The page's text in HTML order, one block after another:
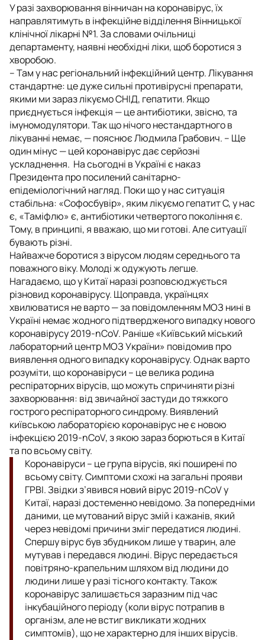
У разі захворювання вінничан на коронавірус, їх
направлятимуть в інфекційне відділення Вінницької
клінічної лікарні №1. За словами очільниці
департаменту, наявні необхідні ліки, щоб боротися з
хворобою.
– Там у нас регіональний інфекційний центр. Лікування
стандартне: це дуже сильні противірусні препарати,
якими ми зараз лікуємо СНІД, гепатити. Якщо
приєднується інфекція — це антибіотики, звісно, та
імуномодулятори. Так що нічого нестандартного в
лікуванні немає, — пояснює Людмила Грабович. – Ще
один мінус — цей коронавірус дає серйозні
ускладнення. На сьогодні в Україні є наказ
Президента про посилений санітарно-
епідеміологічний нагляд. Поки що у нас ситуація
стабільна: «Софосбувір», яким лікуємо гепатит С, у нас
є, «Таміфлю» є, антибіотики четвертого покоління є.
Тому, в принципі, я вважаю, що ми готові. Але ситуації
бувають різні.
Найважче боротися з вірусом людям середнього та
поважного віку. Молоді ж одужують легше.
Нагадаємо, що у Китаї наразі розповсюджується
різновид коронавірусу. Щоправда, українцях
хвилюватися не варто — за повідомленням МОЗ нині в
Україні немає жодного підтвердженого випадку нового
коронавірусу 2019-nCoV. Раніше «Київський міський
лабораторний центр МОЗ України» повідомив про
виявлення одного випадку коронавірусу. Однак варто
розуміти, що коронавіруси – це велика родина
респіраторних вірусів, що можуть спричиняти різні
захворювання: від звичайної застуди до тяжкого
гострого респіраторного синдрому. Виявлений
київською лабораторією коронавірус не є новою
інфекцією 2019-nCoV, з якою зараз борються в Китаї
та по всьому світу.
Коронавіруси – це група вірусів, які поширені по
всьому світу. Симптоми схожі на загальні прояви
ГРВІ. Звідки з’явився новий вірус2019-nCoV у
Китаї, наразі достеменно невідомо. За попередніми
даними, це мутований вірус змій і кажанів, який
через невідомі причини зміг передатися людині.
Спершу вірус був збудником лише у тварин, але
мутував і передався людині. Вірус передається
повітряно-крапельним шляхом від людини до
людини лише у разі тісного контакту. Також
коронавірус залишається заразним під час
інкубаційного періоду (коли вірус потрапив в
організм, але не встиг викликати жодних
симптомів), що не характерно для інших вірусів.